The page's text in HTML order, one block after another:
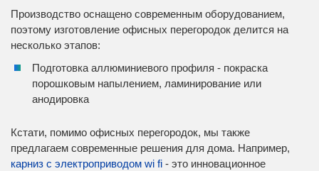
Производство оснащено современным оборудованием,
поэтому изготовление офисных перегородок делится на
несколько этапов:
Подготовка аллюминиевого профиля - покраска
порошковым напылением, ламинирование или
анодировка
Кстати, помимо офисных перегородок, мы также
предлагаем современные решения для дома. Например,
карниз с электроприводом wi fi - это инновационное